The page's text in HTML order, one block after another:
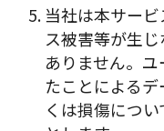
当社は本サー
ス被害等が生
ありません。
たことによる
くは損傷につ